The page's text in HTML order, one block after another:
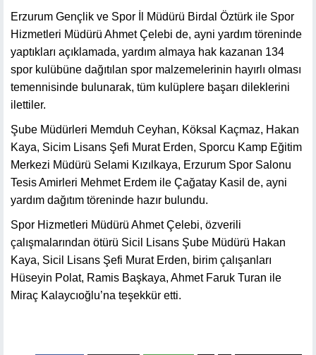
Erzurum Gençlik ve Spor İl Müdürü Birdal Öztürk ile Spor
Hizmetleri Müdürü Ahmet Çelebi de, ayni yardım töreninde
yaptıkları açıklamada, yardım almaya hak kazanan 134
spor kulübüne dağıtılan spor malzemelerinin hayırlı olması
temennisinde bulunarak, tüm kulüplere başarı dileklerini
ilettiler.
Şube Müdürleri Memduh Ceyhan, Köksal Kaçmaz, Hakan
Kaya, Sicim Lisans Şefi Murat Erden, Sporcu Kamp Eğitim
Merkezi Müdürü Selami Kızılkaya, Erzurum Spor Salonu
Tesis Amirleri Mehmet Erdem ile Çağatay Kasil de, ayni
yardım dağıtım töreninde hazır bulundu.
Spor Hizmetleri Müdürü Ahmet Çelebi, özverili
çalışmalarından ötürü Sicil Lisans Şube Müdürü Hakan
Kaya, Sicil Lisans Şefi Murat Erden, birim çalışanları
Hüseyin Polat, Ramis Başkaya, Ahmet Faruk Turan ile
Miraç Kalaycıoğlu’na teşekkür etti.